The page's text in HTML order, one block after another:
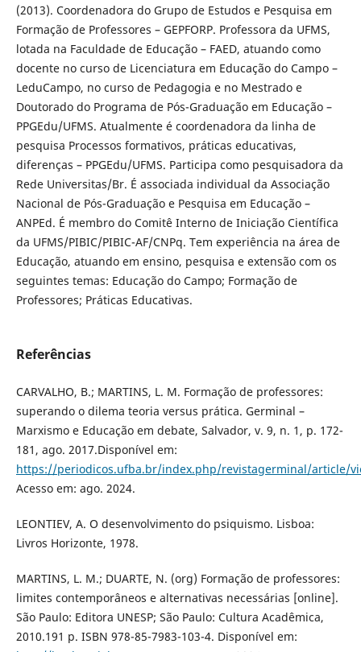
(2013). Coordenadora do Grupo de Estudos e Pesquisa em
Formação de Professores – GEPFORP. Professora da UFMS,
lotada na Faculdade de Educação – FAED, atuando como
docente no curso de Licenciatura em Educação do Campo –
LeduCampo, no curso de Pedagogia e no Mestrado e
Doutorado do Programa de Pós-Graduação em Educação –
PPGEdu/UFMS. Atualmente é coordenadora da linha de
pesquisa Processos formativos, práticas educativas,
diferenças – PPGEdu/UFMS. Participa como pesquisadora da
Rede Universitas/Br. É associada individual da Associação
Nacional de Pós-Graduação e Pesquisa em Educação –
ANPEd. É membro do Comitê Interno de Iniciação Científica
da UFMS/PIBIC/PIBIC-AF/CNPq. Tem experiência na área de
Educação, atuando em ensino, pesquisa e extensão com os
seguintes temas: Educação do Campo; Formação de
Professores; Práticas Educativas.
Referências
CARVALHO, B.; MARTINS, L. M. Formação de professores:
superando o dilema teoria versus prática. Germinal –
Marxismo e Educação em debate, Salvador, v. 9, n. 1, p. 172-
181, ago. 2017.Disponível em:
https://periodicos.ufba.br/index.php/revistagerminal/article/
Acesso em: ago. 2024.
LEONTIEV, A. O desenvolvimento do psiquismo. Lisboa:
Livros Horizonte, 1978.
MARTINS, L. M.; DUARTE, N. (org) Formação de professores:
limites contemporâneos e alternativas necessárias [online].
São Paulo: Editora UNESP; São Paulo: Cultura Acadêmica,
2010.191 p. ISBN 978-85-7983-103-4. Disponível em: